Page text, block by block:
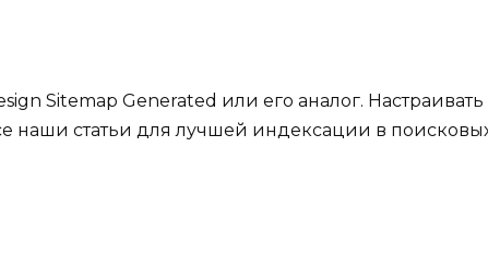
Sitemap Generated или его аналог.
наши статьи для лучшей индексации в